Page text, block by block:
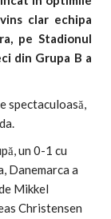
clar echipa
pe Stadionul
din Grupa B a
spectaculoasă,
un 0-1 cu
Danemarca a
Mikkel
Christensen